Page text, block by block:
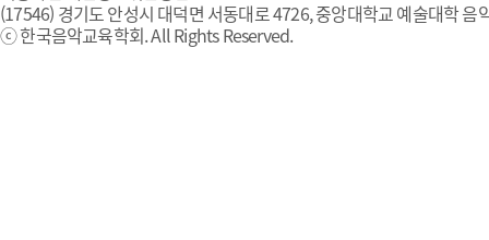
(17546) 경기도 안성시 대덕면 서동대로 4726, 중앙대학교 예술대학 음
ⓒ 한국음악교육학회. All Rights Reserved.